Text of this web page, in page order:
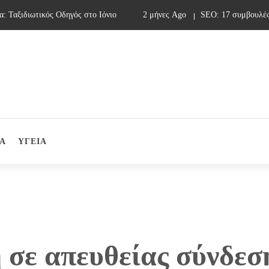
Οδηγός στο Ιόνιο 2 μήνες Ago SEO: 17 συμβουλές
ΥΓΕΙΑ
απευθείας